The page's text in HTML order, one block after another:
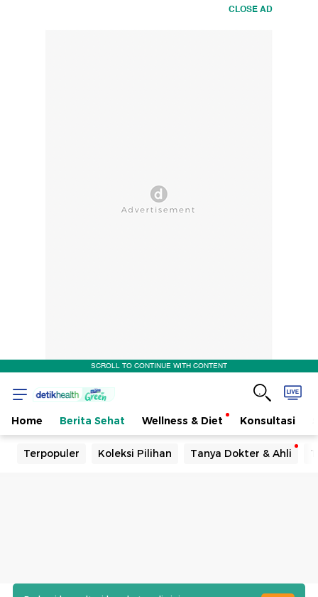
CLOSE AD
SCROLL TO CONTINUE WITH CONTENT
Home Berita Sehat Wellness & Diet Konsultasi
Terpopuler Koleksi Pilihan Tanya Dokter & Ahli